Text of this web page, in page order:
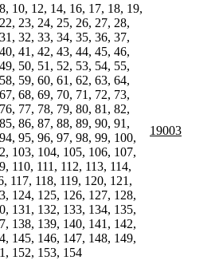
10, 12, 14, 16, 17, 18, 19,
23, 24, 25, 26, 27, 28,
32, 33, 34, 35, 36, 37,
41, 42, 43, 44, 45, 46,
50, 51, 52, 53, 54, 55,
59, 60, 61, 62, 63, 64,
68, 69, 70, 71, 72, 73,
77, 78, 79, 80, 81, 82,
86, 87, 88, 89, 90, 91,
95, 96, 97, 98, 99, 100,
103, 104, 105, 106, 107,
110, 111, 112, 113, 114,
117, 118, 119, 120, 121,
124, 125, 126, 127, 128,
131, 132, 133, 134, 135,
138, 139, 140, 141, 142,
145, 146, 147, 148, 149,
152, 153, 154
19003